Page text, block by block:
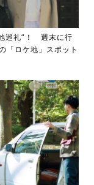
巡礼”！ 週末に行
「ロケ地」スポット